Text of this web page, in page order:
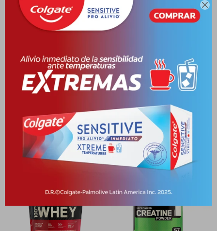

Envíos
Medios de pago
Productos que te pueden interesar